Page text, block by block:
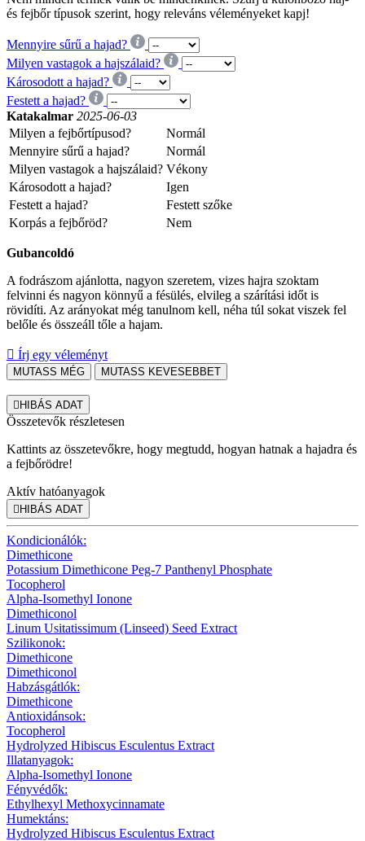
és fejbőr típusok szerint, hogy releváns véleményeket kapj!
Mennyire sűrű a hajad?
Milyen vastagok a hajszálaid?
Károsodott a hajad?
Festett a hajad?
Katakalmar 2025-06-03
Milyen a fejbőrtípusod?
Normál
Mennyire sűrű a hajad?
Normál
Milyen vastagok a hajszálaid? Vékony
Károsodott a hajad?
Igen
Festett a hajad?
Festett szőke
Korpás a fejbőröd?
Nem
Gubancoldó
A fodrászom ajánlotta, nagyon szeretem, vizes hajra szoktam
felvinni és nagyon könnyű a fésülés, elvileg a szárítási időt is
rövidíti. Az arányokat még tanulnom kell, néha túl sokat viszek fel
belőle és összeáll tőle a hajam.
 Írj egy véleményt
MUTASS MÉG MUTASS KEVESEBBET
 HIBÁS ADAT
Összetevők részletesen
Kattints az összetevőkre, hogy megtudd, hogyan hatnak a hajadra és
a fejbőrödre!
Aktív hatóanyagok
 HIBÁS ADAT
Kondicionálók:
Dimethicone
Potassium Dimethicone Peg-7 Panthenyl Phosphate
Tocopherol
Alpha-Isomethyl Ionone
Dimethiconol
Linum Usitatissimum (Linseed) Seed Extract
Szilikonok:
Dimethicone
Dimethiconol
Habzásgátlók:
Dimethicone
Antioxidánsok:
Tocopherol
Hydrolyzed Hibiscus Esculentus Extract
Illatanyagok:
Alpha-Isomethyl Ionone
Fényvédők:
Ethylhexyl Methoxycinnamate
Humektáns:
Hydrolyzed Hibiscus Esculentus Extract